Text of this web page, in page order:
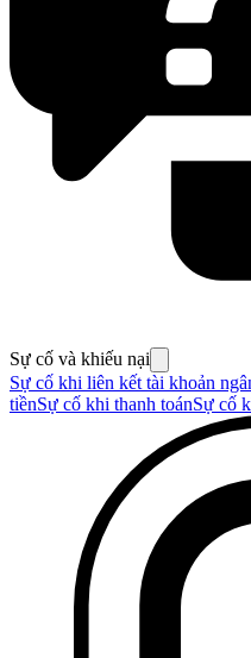
Sự cố và khiếu nại
Sự cố khi liên kết tài khoản
tiềnSự cố khi thanh toánSự cố